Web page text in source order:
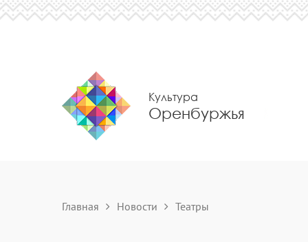
Культура
Оренбуржья
Главная Новости Театры